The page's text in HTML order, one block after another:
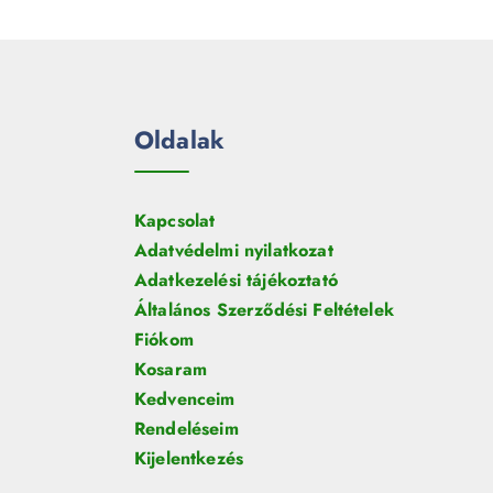
Oldalak
Kapcsolat
Adatvédelmi nyilatkozat
Adatkezelési tájékoztató
Általános Szerződési Feltételek
Fiókom
Kosaram
Kedvenceim
Rendeléseim
Kijelentkezés